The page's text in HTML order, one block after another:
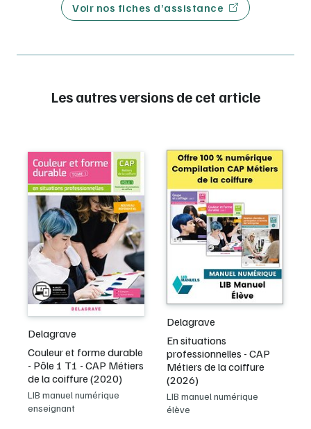
Voir nos fiches d’assistance
Les autres versions de cet article
Delagrave
Couleur et forme durable
- Pôle 1 T1 - CAP Métiers
de la coiffure (2020)
LIB manuel numérique
enseignant
Delagrave
En situations
professionnelles - CAP
Métiers de la coiffure
(2026)
LIB manuel numérique
élève